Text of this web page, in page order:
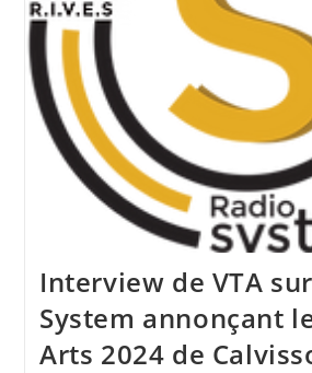
Interview de VTA
System annonçant
Arts 2024 de